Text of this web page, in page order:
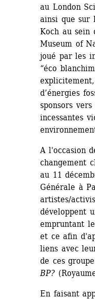
au London
ainsi que sur
Koch au sein
Museum of
joué par les
“éco
d’énergies
sponsors
incessantes
A l'occasion
changement
au 11
Générale à
artistes/
développent
empruntant
et ce afin
liens avec
de ces
BP?
En faisant